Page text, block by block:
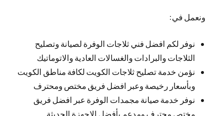
ونعمل في:
نوفر لكم افضل فني ثلاجات الوفرة لصيانة وتصليح
الثلاجات والبرادات والغسالات العادية والاتوماتيك
نؤمن خدمة تصليح ثلاجات الكويت لكافة مناطق الكويت
وبأسعار رخيصة وعبر افضل فريق مختص ومحترف
نوفر خدمة صيانة مجمدات الوفرة عبر افضل فريق
مختص محترف ومدعم بأفضل الاجهزة الحديثة